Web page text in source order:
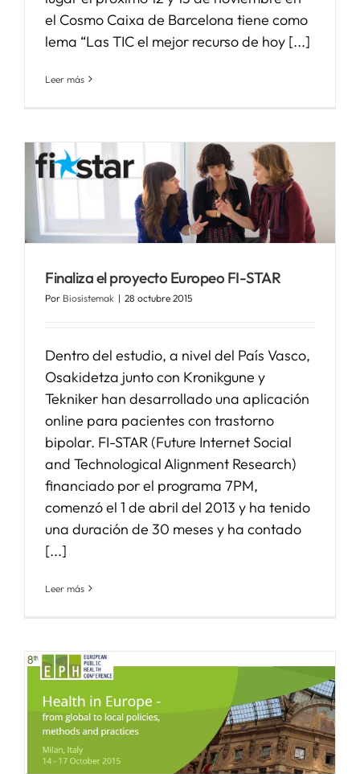
el Cosmo Caixa de Barcelona tiene como
lema “Las TIC el mejor recurso de hoy [...]
Leer más
Finaliza el proyecto Europeo FI-STAR
Por Biosistemak | 28 octubre 2015
Dentro del estudio, a nivel del País Vasco,
Osakidetza junto con Kronikgune y
Tekniker han desarrollado una aplicación
online para pacientes con trastorno
bipolar. FI-STAR (Future Internet Social
and Technological Alignment Research)
financiado por el programa 7PM,
comenzó el 1 de abril del 2013 y ha tenido
una duración de 30 meses y ha contado
[...]
Leer más